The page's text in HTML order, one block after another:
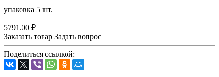
упаковка 5 шт.
5791.00 ₽
Заказать товар Задать вопрос
Поделиться ссылкой: